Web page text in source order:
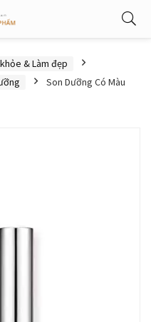
& Làm đẹp
Son Dưỡng Có Màu